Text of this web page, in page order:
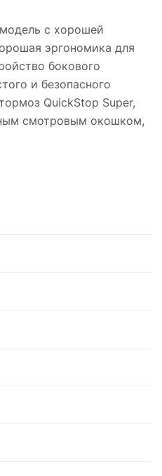
с хорошей
эргономика для
бокового
и безопасного
QuickStop Super,
смотровым окошком,